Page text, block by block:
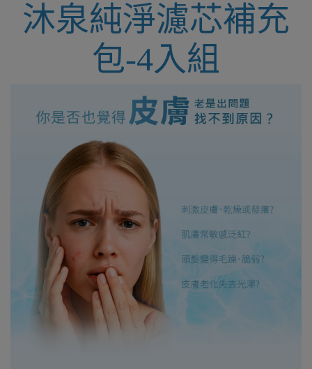
沐泉純淨濾芯補充
包-4入組